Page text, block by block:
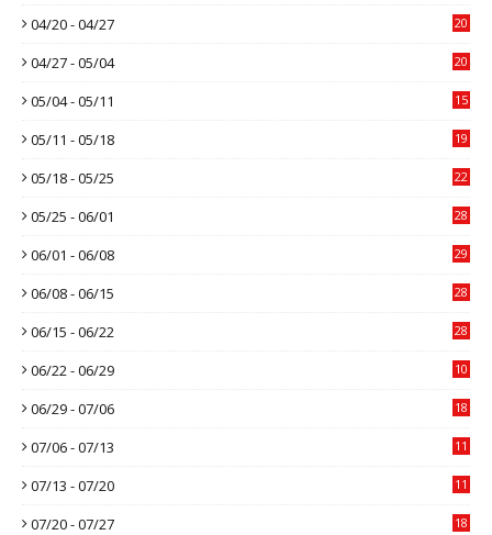
04/20 - 04/27 20
04/27 - 05/04 20
05/04 - 05/11 15
05/11 - 05/18 19
05/18 - 05/25 22
05/25 - 06/01 28
06/01 - 06/08 29
06/08 - 06/15 28
06/15 - 06/22 28
06/22 - 06/29 10
06/29 - 07/06 18
07/06 - 07/13 11
07/13 - 07/20 11
07/20 - 07/27 18